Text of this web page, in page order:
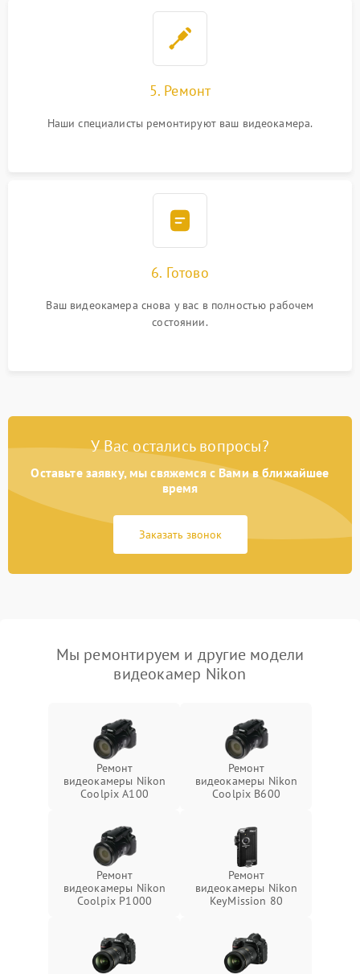
5. Ремонт
Наши специалисты ремонтируют ваш видеокамера.
6. Готово
Ваш видеокамера снова у вас в полностью рабочем
состоянии.
У Вас остались вопросы?
Оставьте заявку, мы свяжемся с Вами в ближайшее
время
Заказать звонок
Мы ремонтируем и другие модели
видеокамер Nikon
Ремонт
видеокамеры Nikon
Coolpix A100
Ремонт
видеокамеры Nikon
Coolpix B600
Ремонт
видеокамеры Nikon
Coolpix P1000
Ремонт
видеокамеры Nikon
KeyMission 80